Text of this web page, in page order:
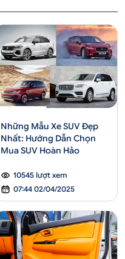
Những Mẫu Xe SUV Đẹp
Nhất: Hướng Dẫn Chọn
Mua SUV Hoàn Hảo
10545 lượt xem
07:44 02/04/2025